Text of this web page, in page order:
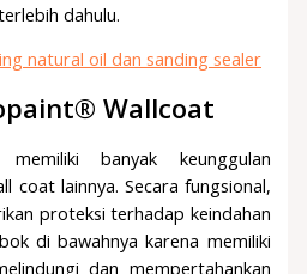
dahulu.
Wallcoat
memiliki banyak keunggulan
coat lainnya. Secara fungsional,
proteksi terhadap keindahan
di bawahnya karena memiliki
dan mempertahankan